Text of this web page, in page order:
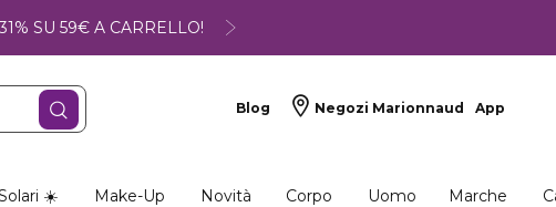
SU 59€ A CARRELLO!
Blog Negozi Marionnaud App
☀️ Make-Up Novità Corpo Uomo Marche